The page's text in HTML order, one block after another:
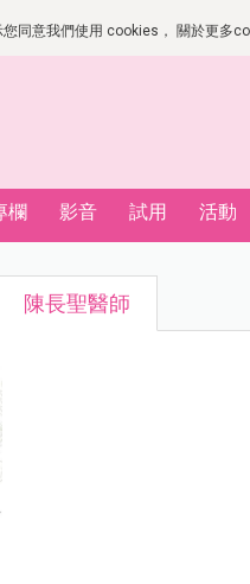
同意我們使用 cookies， 關於更多
欄 影音 試用 活動
陳長聖醫師